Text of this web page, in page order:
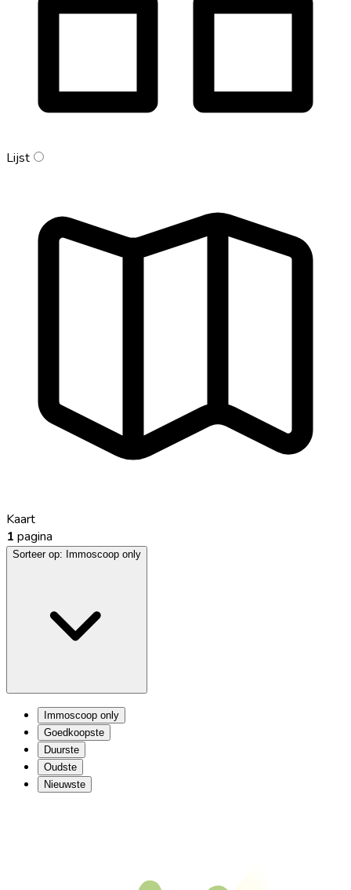
Lijst
Kaart
1 pagina
Sorteer op: Immoscoop only
Immoscoop only
Goedkoopste
Duurste
Oudste
Nieuwste